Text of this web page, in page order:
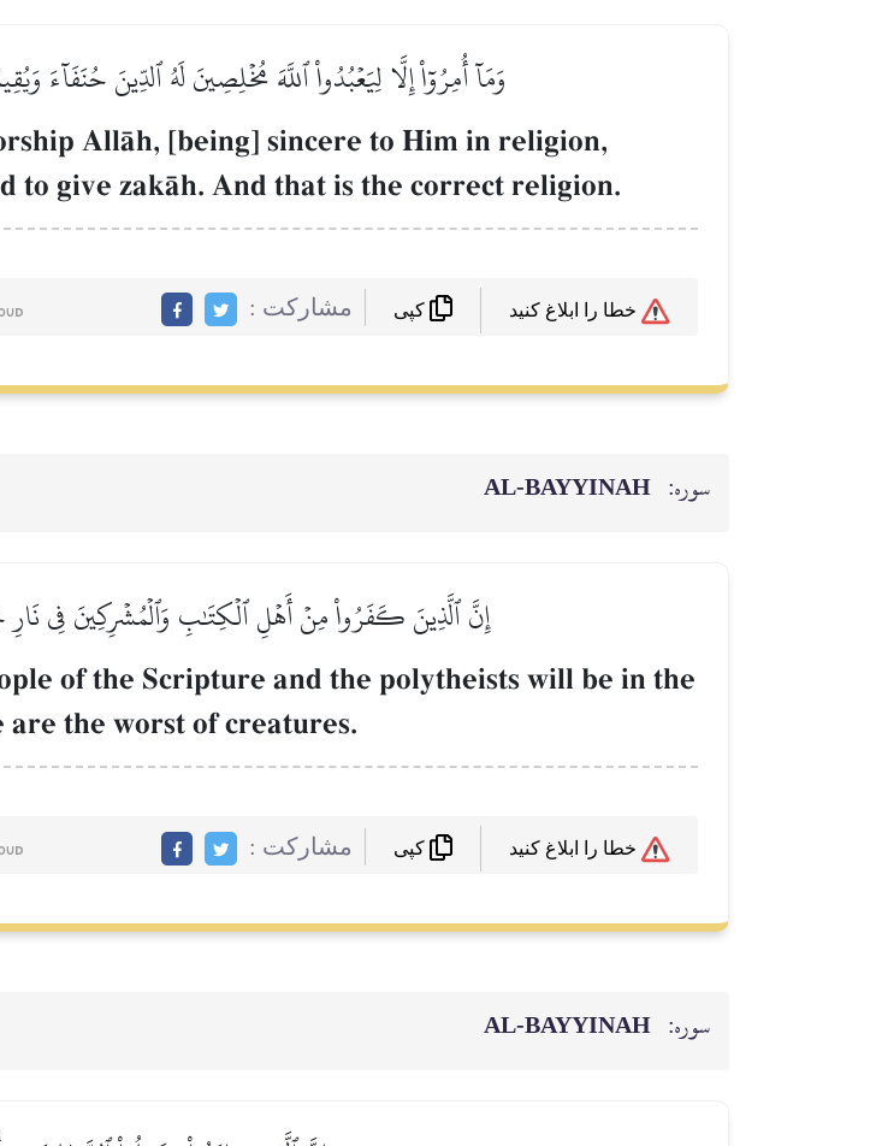
وَمَآ أُمِرُوٓاْ إِلَّا لِيَعۡبُدُواْ ٱللَّهَ مُخۡلِصِينَ لَهُ ٱلدِّينَ حُنَفَآءَ
AllŒh, [being] sincere to Him in religion,
to give zakŒh. And that is the correct religion.
مشاركت :
سوره: AL‑BAYYINAH
إِنَّ ٱلَّذِينَ كَفَرُواْ مِنۡ أَهۡلِ ٱلۡكِتَٰبِ وَٱلۡمُشۡرِكِينَ فِي
of the Scripture and the polytheists will be in the
the worst of creatures.
مشاركت :
سوره: AL‑BAYYINAH